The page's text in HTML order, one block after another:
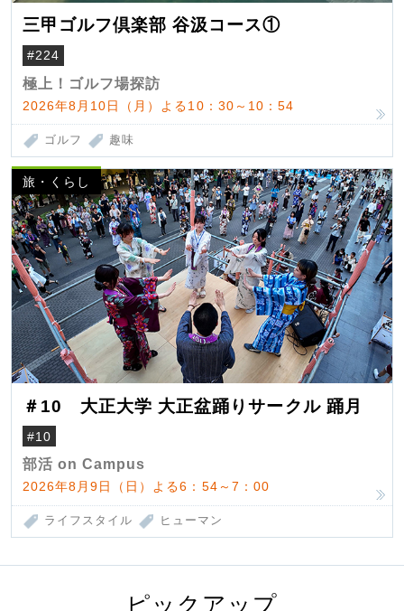
三甲ゴルフ倶楽部 谷汲コース①
#224
極上！ゴルフ場探訪
2026年8月10日（月）よる10：30～10：54
ゴルフ 趣味
旅・くらし
＃10 大正大学 大正盆踊りサークル 踊月
#10
部活 on Campus
2026年8月9日（日）よる6：54～7：00
ライフスタイル ヒューマン
ピックアップ